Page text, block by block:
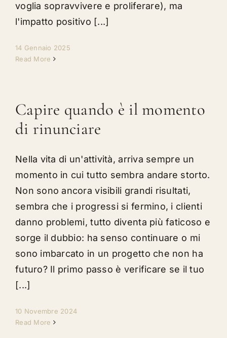
voglia sopravvivere e proliferare), ma
l'impatto positivo [...]
14 Gennaio 2025
Read More
Capire quando è il momento
di rinunciare
Nella vita di un'attività, arriva sempre un
momento in cui tutto sembra andare storto.
Non sono ancora visibili grandi risultati,
sembra che i progressi si fermino, i clienti
danno problemi, tutto diventa più faticoso e
sorge il dubbio: ha senso continuare o mi
sono imbarcato in un progetto che non ha
futuro? Il primo passo è verificare se il tuo
[...]
10 Novembre 2024
Read More